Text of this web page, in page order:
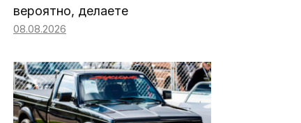
вероятно, делаете
08.08.2026